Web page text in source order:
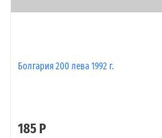
Болгария 200 лева 1992 г.
185 Р